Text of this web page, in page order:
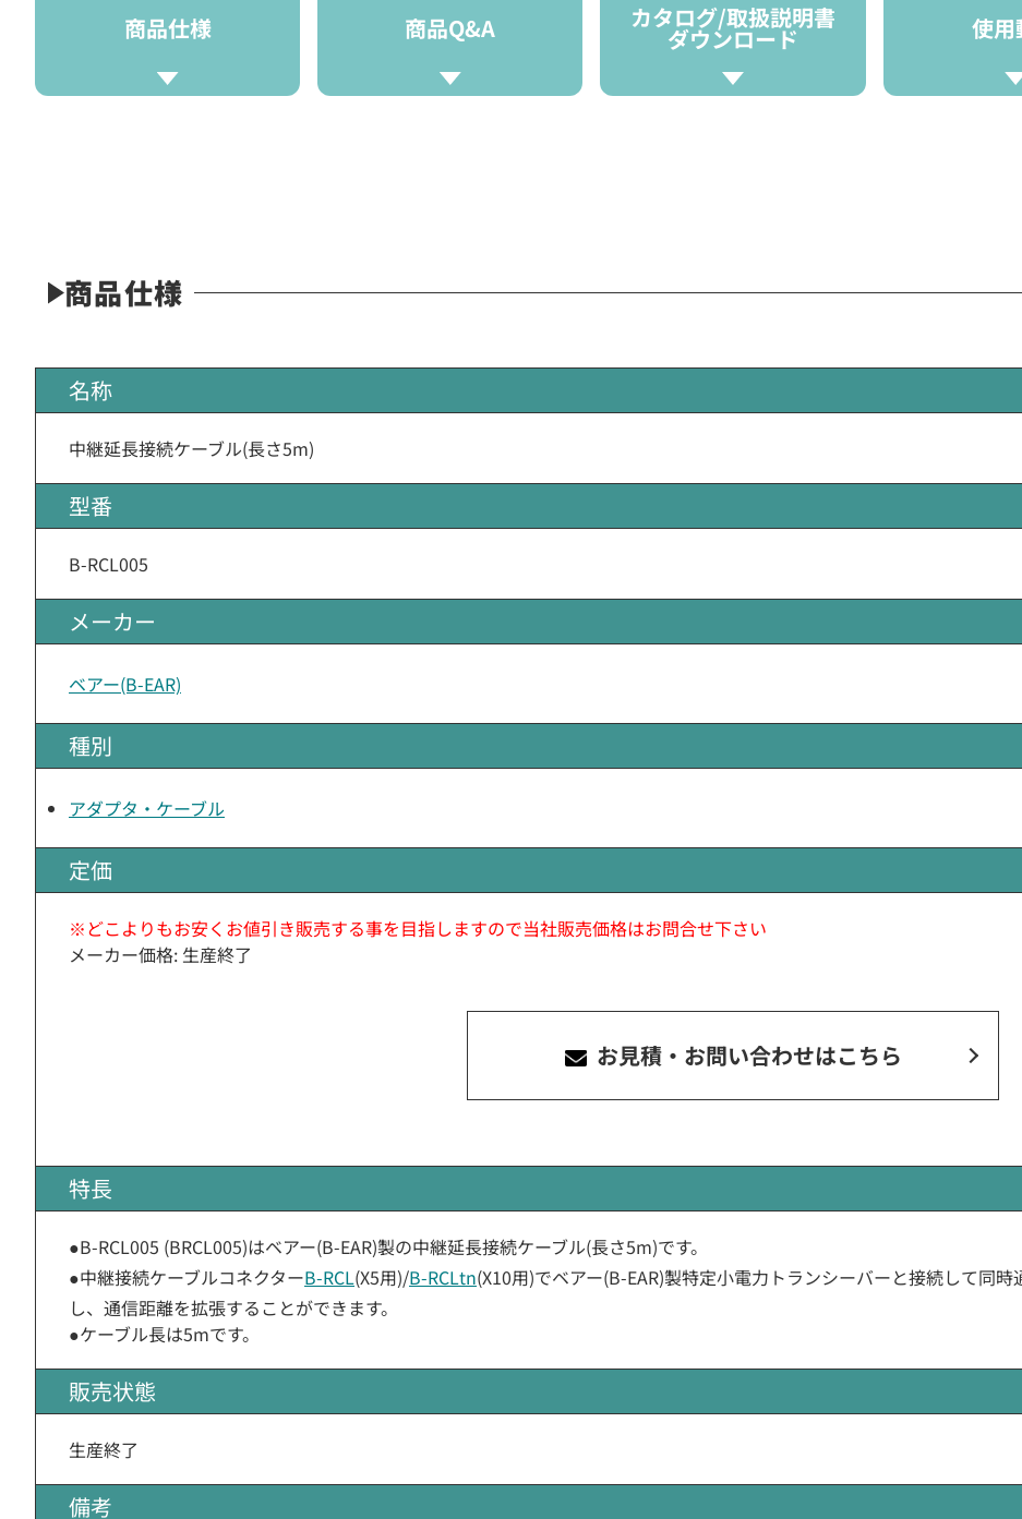
商品仕様 商品Q&A カタログ/取扱説明書
ダウンロード 使用
商品仕様
名称
中継延長接続ケーブル(長さ5m)
型番
B-RCL005
メーカー
ベアー(B-EAR)
種別
アダプタ・ケーブル
定価
※どこよりもお安くお値引き販売する事を目指しますので当社販売価格はお問合せ下さい
メーカー価格: 生産終了
お見積・お問い合わせはこちら
特長
●B-RCL005 (BRCL005)はベアー(B-EAR)製の中継延長接続ケーブル(長さ5m)です。
●中継接続ケーブルコネクターB-RCL(X5用)/B-RCLtn(X10用)でベアー(B-EAR)製特定小電力トランシーバーと接続して同
し、通信距離を拡張することができます。
●ケーブル長は5mです。
販売状態
生産終了
備考